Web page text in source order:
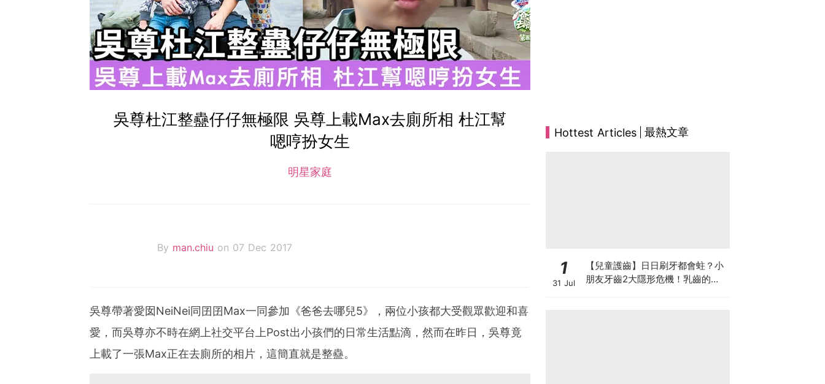
吳尊杜江整蠱仔仔無極限 吳尊上載Max去廁所相 杜江幫
嗯哼扮女生
明星家庭
By man.chiu on 07 Dec 2017
吳尊帶著愛囡NeiNei同囝囝Max一同參加《爸爸去哪兒5》，兩位小孩都大受觀眾歡迎和喜
愛，而吳尊亦不時在網上社交平台上Post出小孩們的日常生活點滴，然而在昨日，吳尊竟
上載了一張Max正在去廁所的相片，這簡直就是整蠱。
Hottest Articles 最熱文章
1
31 Jul
【兒童護齒】日日刷牙都會蛀？小
朋友牙齒2大隱形危機！乳齒的琺